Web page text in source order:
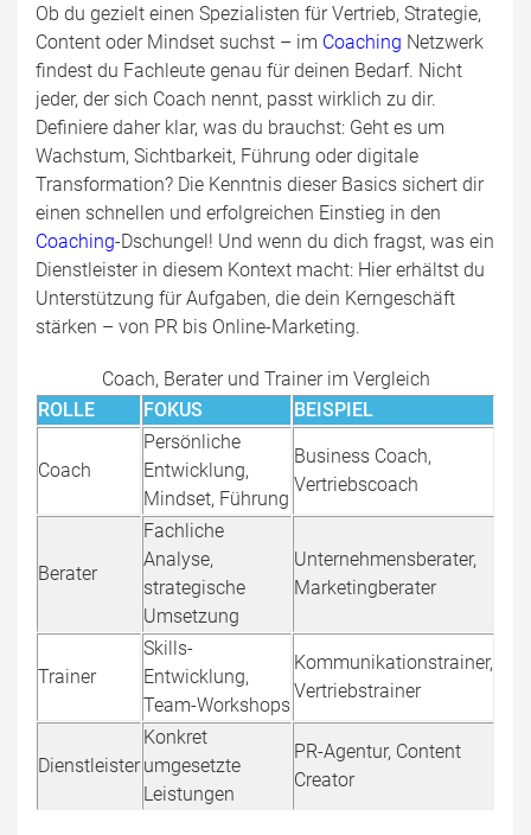
Ob du gezielt einen Spezialisten für Vertrieb, Strategie,
Content oder Mindset suchst – im Coaching Netzwerk
findest du Fachleute genau für deinen Bedarf. Nicht
jeder, der sich Coach nennt, passt wirklich zu dir.
Definiere daher klar, was du brauchst: Geht es um
Wachstum, Sichtbarkeit, Führung oder digitale
Transformation? Die Kenntnis dieser Basics sichert dir
einen schnellen und erfolgreichen Einstieg in den
Coaching-Dschungel! Und wenn du dich fragst, was ein
Dienstleister in diesem Kontext macht: Hier erhältst du
Unterstützung für Aufgaben, die dein Kerngeschäft
stärken – von PR bis Online-Marketing.
Coach, Berater und Trainer im Vergleich
ROLLE
FOKUS BEISPIEL
Coach
Persönliche
Entwicklung,
Mindset, Führung
Business Coach,
Vertriebscoach
Berater
Fachliche
Analyse,
strategische
Umsetzung
Unternehmensberater,
Marketingberater
Trainer
Skills-
Entwicklung,
Team-Workshops
Kommunikationstrainer,
Vertriebstrainer
Dienstleister
Konkret
umgesetzte
Leistungen
PR-Agentur, Content
Creator